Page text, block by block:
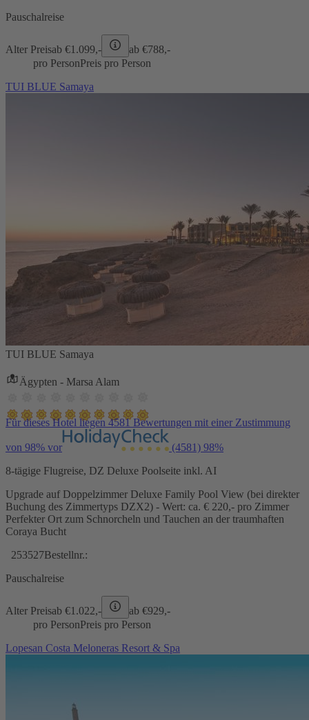
Pauschalreise
Alter Preisab €1.099,- ab €788,-
pro PersonPreis pro Person
TUI BLUE Samaya
TUI BLUE Samaya
Ägypten - Marsa Alam
Für dieses Hotel liegen 4581 Bewertungen mit einer Zustimmung
von 98% vor (4581) 98%
8-tägige Flugreise, DZ Deluxe Poolseite inkl. AI
Upgrade auf Doppelzimmer Deluxe Family Pool View (bei direkter
Buchung des Zimmertyps DZX2) - Wert: ca. € 220,- pro Zimmer
Perfekter Ort zum Schnorcheln und Tauchen an der traumhaften
Coraya Bucht
253527Bestellnr.:
Pauschalreise
Alter Preisab €1.022,- ab €929,-
pro PersonPreis pro Person
Lopesan Costa Meloneras Resort & Spa